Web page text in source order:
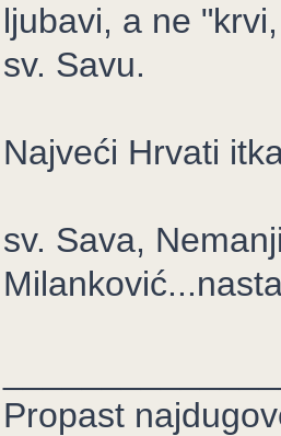
ljubavi, a ne
sv. Savu.
Najveći Hrvati
sv. Sava,
Propast